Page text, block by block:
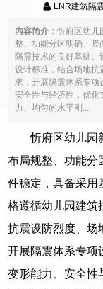
LNR建筑隔
内容简介：忻府区幼儿
整、功能分区明确、竖
隔震技术的良好基础。
设计标准，结合场地抗
求，开展隔震体系专项
安全性与经济性，优化
力、均匀的水平刚...
忻府区幼儿园
布局规整、功能分
件稳定，具备采用
格遵循幼儿园建筑
抗震设防烈度、场
开展隔震体系专项
变形能力、安全性